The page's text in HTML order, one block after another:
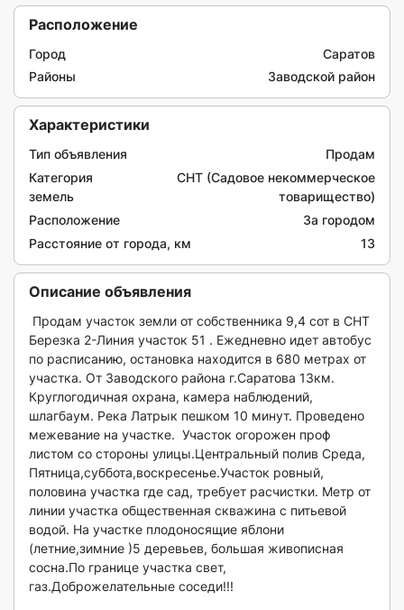
Расположение
Город
Саратов
Районы
Заводской район
Характеристики
Тип объявления
Продам
Категория
земель
СНТ (Садовое некоммерческое
товарищество)
Расположение
За городом
Расстояние от города, км
13
Описание объявления
Березка 2-Линия участок 51 . Ежедневно идет автобус
по расписанию, остановка находится в 680 метрах от
участка. От Заводского района г.Саратова 13км.
Круглогодичная охрана, камера наблюдений,
шлагбаум. Река Латрык пешком 10 минут. Проведено
межевание на участке.  Участок огорожен проф
листом со стороны улицы.Центральный полив Среда,
Пятница,суббота,воскресенье.Участок ровный,
половина участка где сад, требует расчистки. Метр от
линии участка общественная скважина с питьевой
водой. На участке плодоносящие яблони
(летние,зимние )5 деревьев, большая живописная
сосна.По границе участка свет,
газ.Доброжелательные соседи!!!